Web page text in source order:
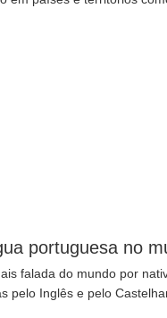
portuguesa no
falada do mundo por
pelo Inglês e pelo